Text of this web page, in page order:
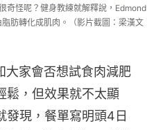
奇怪呢？健身教練就解釋說，Edmond
肪轉化成肌肉。（影片截圖：梁漢文
家會否想試食肉減肥
鬆，但效果就不太顯
發現，餐單寫明頭4日